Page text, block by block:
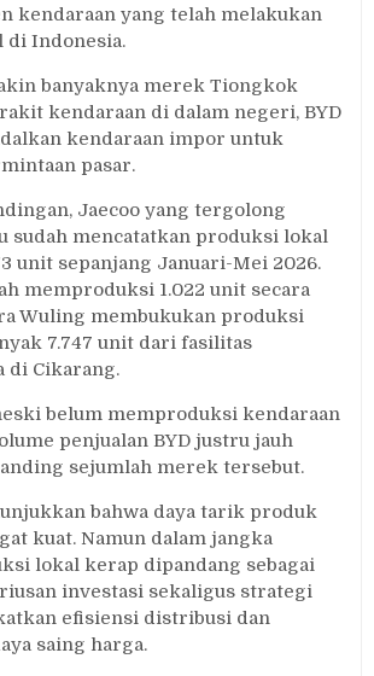
kendaraan yang telah melakukan
di Indonesia.
banyaknya merek Tiongkok
kendaraan di dalam negeri, BYD
kendaraan impor untuk
pasar.
Jaecoo yang tergolong
sudah mencatatkan produksi lokal
unit sepanjang Januari-Mei 2026.
memproduksi 1.022 unit secara
Wuling membukukan produksi
7.747 unit dari fasilitas
di Cikarang.
belum memproduksi kendaraan
penjualan BYD justru jauh
sejumlah merek tersebut.
bahwa daya tarik produk
kuat. Namun dalam jangka
lokal kerap dipandang sebagai
investasi sekaligus strategi
efisiensi distribusi dan
saing harga.